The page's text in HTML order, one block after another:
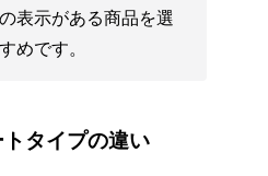
表示がある商品を選
めです。
タイプの違い